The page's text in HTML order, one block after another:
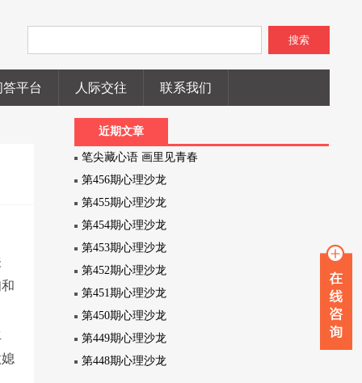
搜索
答平台 人际交往 联系我们
近期文章
笔尖藏心语 画里见青春
第456期心理沙龙
第455期心理沙龙
第454期心理沙龙
第453期心理沙龙
第452期心理沙龙
第451期心理沙龙
第450期心理沙龙
第449期心理沙龙
第448期心理沙龙